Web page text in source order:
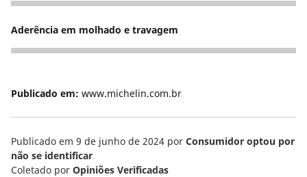
5
Aderência em molhado e travagem
5
Publicado em: www.michelin.com.br
Publicado em 9 de junho de 2024 por Consumidor optou por
não se identificar
Coletado por Opiniões Verificadas